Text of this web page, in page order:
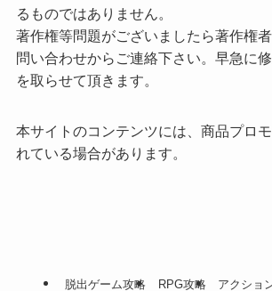
るものではありません。
著作権等問題がございましたら著作権
問い合わせからご連絡下さい。早急に
を取らせて頂きます。
本サイトのコンテンツには、商品プロ
れている場合があります。
脱出ゲーム攻略 RPG攻略 アクショ